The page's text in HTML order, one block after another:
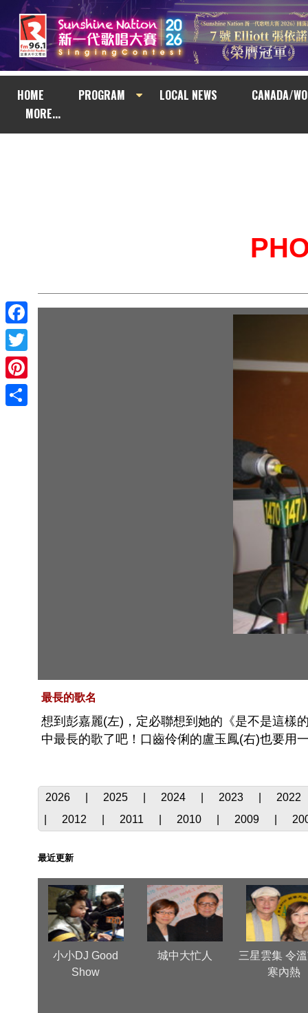
HOME PROGRAM LOCAL NEWS
CANADA/
MORE...
Facebook
Twitter
Pinterest
最長的歌名
想到彭嘉麗(左)，定必聯想到她的《是不是這樣
中最長的歌了吧！口齒伶俐的盧玉鳳(右)也要用
2026 2025 2024 2023
2022
2012 2011 2010 2009
最近更新
小小DJ Good
Show
城中大忙人
三星雲集 令
寒內熱